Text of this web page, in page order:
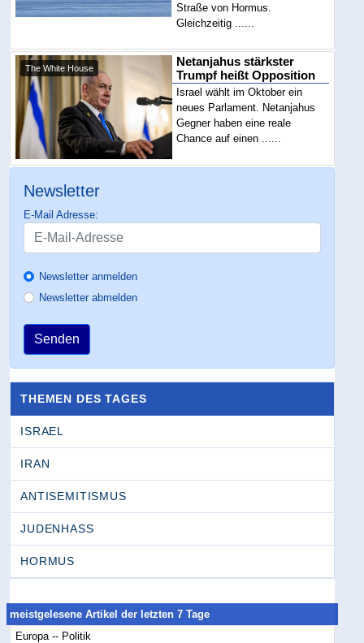
Straße von Hormus.
Gleichzeitig ......
The White House
Netanjahus stärkster
Trumpf heißt Opposition
Israel wählt im Oktober ein
neues Parlament. Netanjahus
Gegner haben eine reale
Chance auf einen ......
Newsletter
E-Mail Adresse:
Newsletter anmelden
Newsletter abmelden
Senden
THEMEN DES TAGES
ISRAEL
IRAN
ANTISEMITISMUS
JUDENHASS
HORMUS
meistgelesene Artikel der letzten 7 Tage
Europa -- Politik